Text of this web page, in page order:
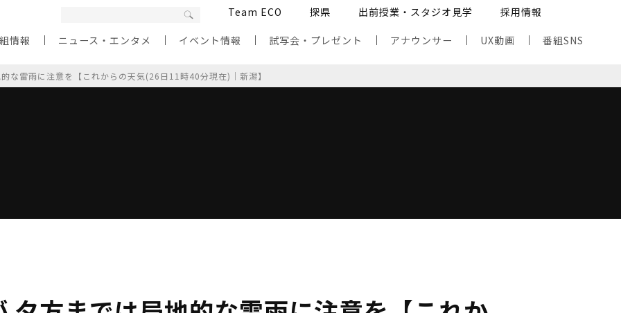
Team ECO 探県 出前授業・スタジオ見学 採用情報
情報 ニュース・エンタメ イベント情報 試写会・プレゼント アナウンサー UX動画 番組SNS
な雷雨に注意を【これからの天気(26日11時40分現在)｜新潟】